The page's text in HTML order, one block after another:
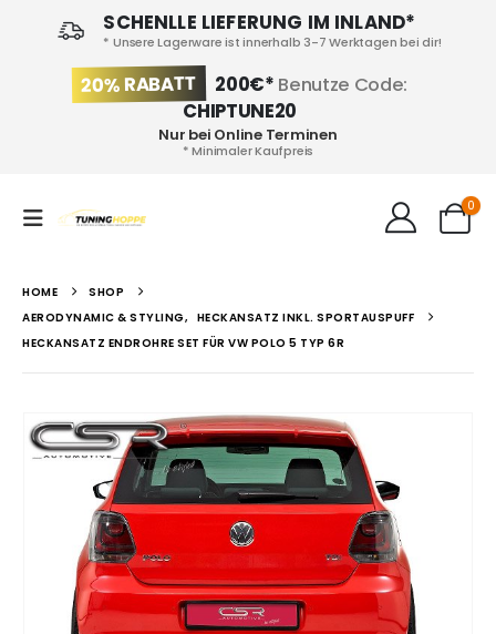
SCHENLLE LIEFERUNG IM INLAND*
* Unsere Lagerware ist innerhalb 3-7 Werktagen bei dir!
20% RABATT 200€* Benutze Code:
CHIPTUNE20
Nur bei Online Terminen
* Minimaler Kaufpreis
0
HOME
SHOP
AERODYNAMIC & STYLING, HECKANSATZ INKL. SPORTAUSPUFF
HECKANSATZ ENDROHRE SET FÜR VW POLO 5 TYP 6R